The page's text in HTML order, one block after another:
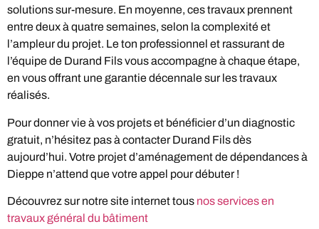
solutions sur-mesure. En moyenne, ces travaux prennent
entre deux à quatre semaines, selon la complexité et
l’ampleur du projet. Le ton professionnel et rassurant de
l’équipe de Durand Fils vous accompagne à chaque étape,
en vous offrant une garantie décennale sur les travaux
réalisés.
Pour donner vie à vos projets et bénéficier d’un diagnostic
gratuit, n’hésitez pas à contacter Durand Fils dès
aujourd’hui. Votre projet d’aménagement de dépendances à
Dieppe n’attend que votre appel pour débuter !
Découvrez sur notre site internet tous nos services en
travaux général du bâtiment